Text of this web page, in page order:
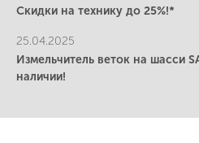
Скидки на технику до 25%!*
25.04.2025
Измельчитель веток на шасси
наличии!